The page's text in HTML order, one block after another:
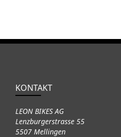
KONTAKT
LEON BIKES AG
Lenzburgerstrasse 55
5507 Mellingen